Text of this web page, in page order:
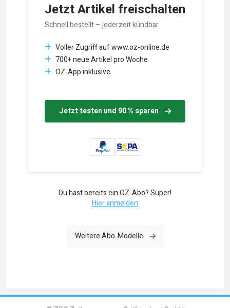
Jetzt Artikel freischalten
Schnell bestellt – jederzeit kündbar.
Voller Zugriff auf www.oz-online.de
700+ neue Artikel pro Woche
OZ-App inklusive
Jetzt testen und 90 % sparen
Du hast bereits ein OZ-Abo? Super!
Hier anmelden
Weitere Abo-Modelle